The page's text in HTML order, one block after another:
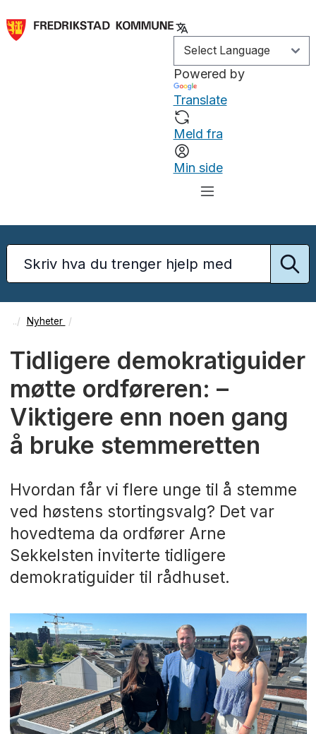
Powered by
Translate
Meld fra
Min side
Nyheter
Tidligere demokratiguider
møtte ordføreren: –
Viktigere enn noen gang
å bruke stemmeretten
Hvordan får vi flere unge til å stemme
ved høstens stortingsvalg? Det var
hovedtema da ordfører Arne
Sekkelsten inviterte tidligere
demokratiguider til rådhuset.